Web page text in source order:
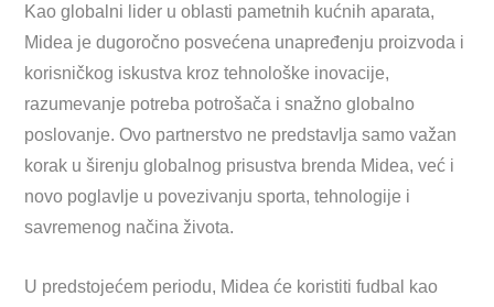
Kao globalni lider u oblasti pametnih kućnih aparata,
Midea je dugoročno posvećena unapređenju proizvoda i
korisničkog iskustva kroz tehnološke inovacije,
razumevanje potreba potrošača i snažno globalno
poslovanje. Ovo partnerstvo ne predstavlja samo važan
korak u širenju globalnog prisustva brenda Midea, već i
novo poglavlje u povezivanju sporta, tehnologije i
savremenog načina života.
U predstojećem periodu, Midea će koristiti fudbal kao